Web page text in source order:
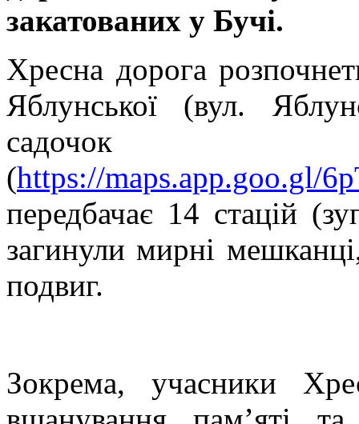
закатованих у Бучі.
Хресна дорога
Яблунської (вул.
(https://maps.app.goo.gl/
передбачає 14 стацій
загинули мирні
подвиг.
Зокрема, учасники